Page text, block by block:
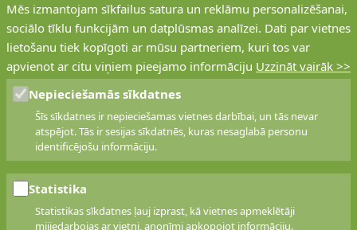
ABCPOLISE
Pakalpojumu nodrošina apdrošināšanas brokeru
sabiedrībaEurorisk. EURORISK ir viena no
lielākajām apdrošināšanas brokeru sabiedrībām
Latvijā, klientu apkalpošanas centri pieejami visos
valsts reģionos
Mēs izmantojam sīkfailus satura un reklāmu personalizēšanai,
sociālo tīklu funkcijām un datplūsmas analīzei. Dati par vietnes
lietošanu tiek kopīgoti ar mūsu partneriem, kuri tos var
apvienot ar citu viņiem pieejamo informāciju Uzzināt vairāk >>
Nepieciešamās sīkdatnes
Šīs sīkdatnes ir nepieciešamas vietnes darbībai, un tās nevar
atspējot. Tās ir sesijas sīkdatnēs, kuras nesaglabā personu
identificējošu informāciju.
Statistika
Statistikas sīkdatnes ļauj izprast, kā vietnes apmeklētāji
mijiedarbojas ar vietni, anonīmi apkopojot informāciju.